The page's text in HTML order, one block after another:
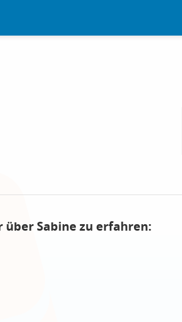
über Sabine zu erfahren: